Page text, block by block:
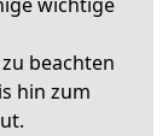
beachten
hin zum